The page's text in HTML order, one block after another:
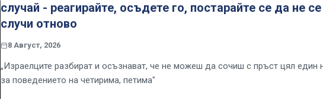
случай - реагирайте, осъдете го, постарайте се да не се
случи отново
8 Август, 2026
„Израелците разбират и осъзнават, че не можеш да сочиш с пръст цял един
за поведението на четирима, петима"